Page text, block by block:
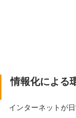
情報化による
インターネットが